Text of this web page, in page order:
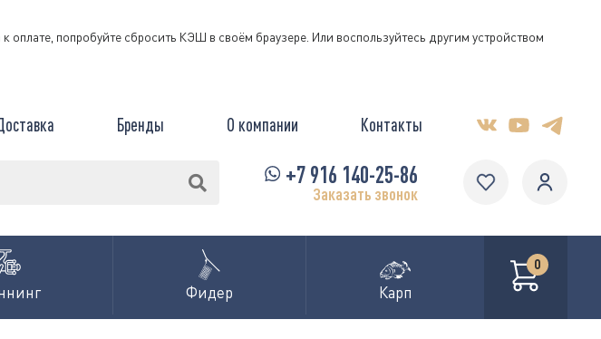
попробуйте сбросить КЭШ в своём браузере. Или воспользуйтесь другим устройством
Бренды О компании Контакты
+7 916 140-25-86
Заказать звонок
Фидер Карп
0